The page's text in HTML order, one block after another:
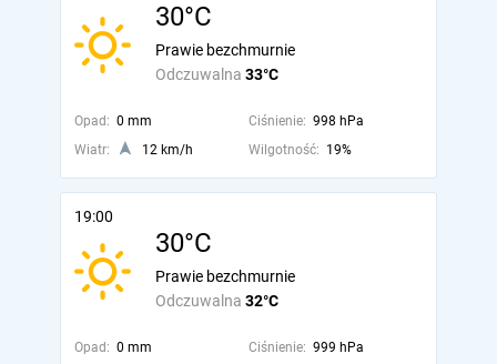
30°C
Odczuwalna 33°C
Prawie bezchmurnie
Opad: 0 mm Ciśnienie: 998 hPa
Wiatr:
12 km/h Wilgotność: 19%
19:00
30°C
Odczuwalna 32°C
Prawie bezchmurnie
Opad: 0 mm Ciśnienie: 999 hPa